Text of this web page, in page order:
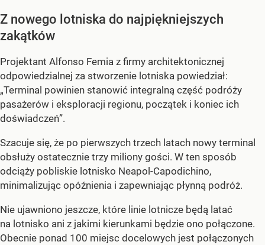
Z nowego lotniska do najpiękniejszych
zakątków
Projektant Alfonso Femia z firmy architektonicznej
odpowiedzialnej za stworzenie lotniska powiedział:
„Terminal powinien stanowić integralną część podróży
pasażerów i eksploracji regionu, początek i koniec ich
doświadczeń”.
Szacuje się, że po pierwszych trzech latach nowy terminal
obsłuży ostatecznie trzy miliony gości. W ten sposób
odciąży pobliskie lotnisko Neapol-Capodichino,
minimalizując opóźnienia i zapewniając płynną podróż.
Nie ujawniono jeszcze, które linie lotnicze będą latać
na lotnisko ani z jakimi kierunkami będzie ono połączone.
Obecnie ponad 100 miejsc docelowych jest połączonych